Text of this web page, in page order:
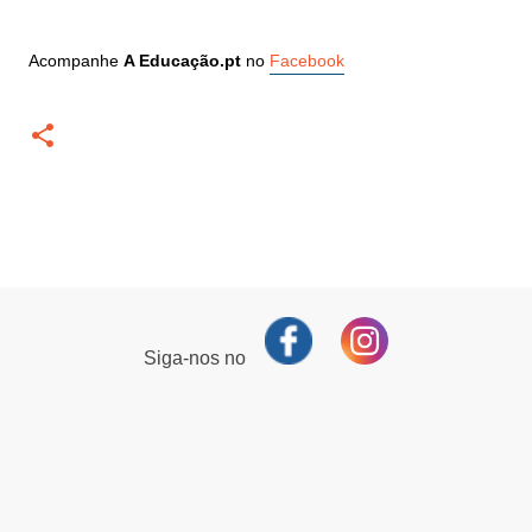
Acompanhe A Educação.pt no Facebook
Siga-nos no